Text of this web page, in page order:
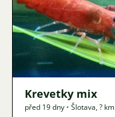
Krevetky mix
před 19 dny • Šlotava,? km